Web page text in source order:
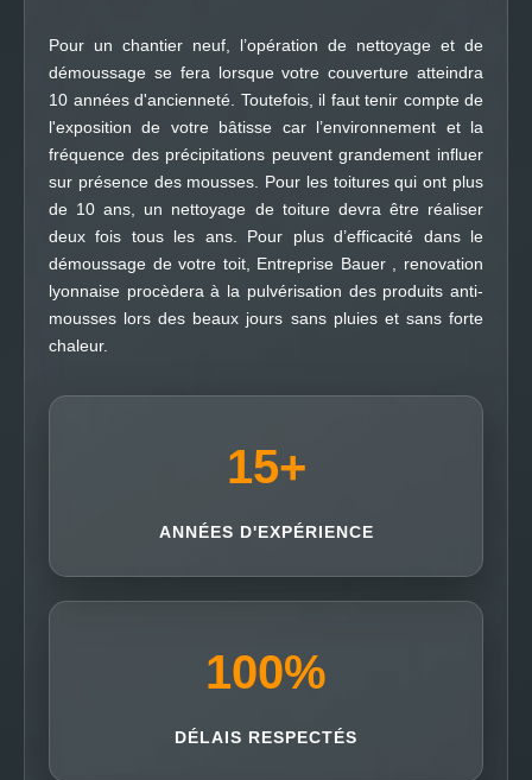
Pour un chantier neuf, l’opération de nettoyage et de
démoussage se fera lorsque votre couverture atteindra
10 années d'ancienneté. Toutefois, il faut tenir compte de
l'exposition de votre bâtisse car l’environnement et la
fréquence des précipitations peuvent grandement influer
sur présence des mousses. Pour les toitures qui ont plus
de 10 ans, un nettoyage de toiture devra être réaliser
deux fois tous les ans. Pour plus d’efficacité dans le
démoussage de votre toit, Entreprise Bauer , renovation
lyonnaise procèdera à la pulvérisation des produits anti-
mousses lors des beaux jours sans pluies et sans forte
chaleur.
15+
ANNÉES D'EXPÉRIENCE
100%
DÉLAIS RESPECTÉS